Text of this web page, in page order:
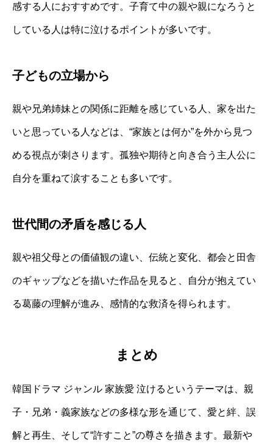
感する人におすすめです。子育て中の親や親になろうと
している人は特に泣けるポイントが多いです。
子どもの立場から
親や兄弟姉妹との関係に距離を感じている人、家を出た
いと思っている人などは、“家族とは何か”を外から見つ
める視点が刺さります。孤独や期待と向き合う主人公に
自分を重ねて涙することも多いです。
世代間の矛盾を感じる人
親や祖父母との価値観の違い、伝統と変化、都会と田舎
のギャップなどを描いた作品を見ると、自分が抱えてい
る葛藤の理解が進み、感情的な救済を得られます。
まとめ
韓国ドラマ ジャンル 家族愛 泣けるというテーマは、親
子・兄弟・義家族などの多様な形を通じて、愛と絆、誤
解と再生、そして“許すこと”の尊さを描きます。最新や